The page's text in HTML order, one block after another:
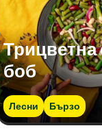
Трицветна
боб
Лесни Бързо